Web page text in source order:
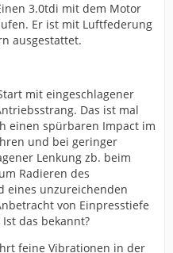
3.0tdi mit dem Motor
Er ist mit Luftfederung
ausgestattet.
mit eingeschlagener
Das ist mal
einen spürbaren Impact im
und bei geringer
Lenkung zb. beim
Radieren des
eines unzureichenden
von Einpresstiefe
das bekannt?
feine Vibrationen in der